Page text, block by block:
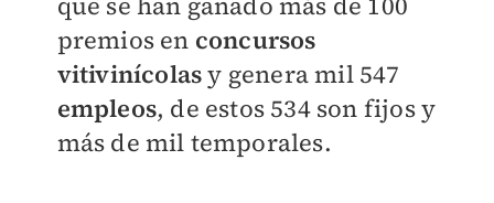
premios en concursos
vitivinícolasy genera mil 547
empleos, de estos 534 son fijos y
más de mil temporales.